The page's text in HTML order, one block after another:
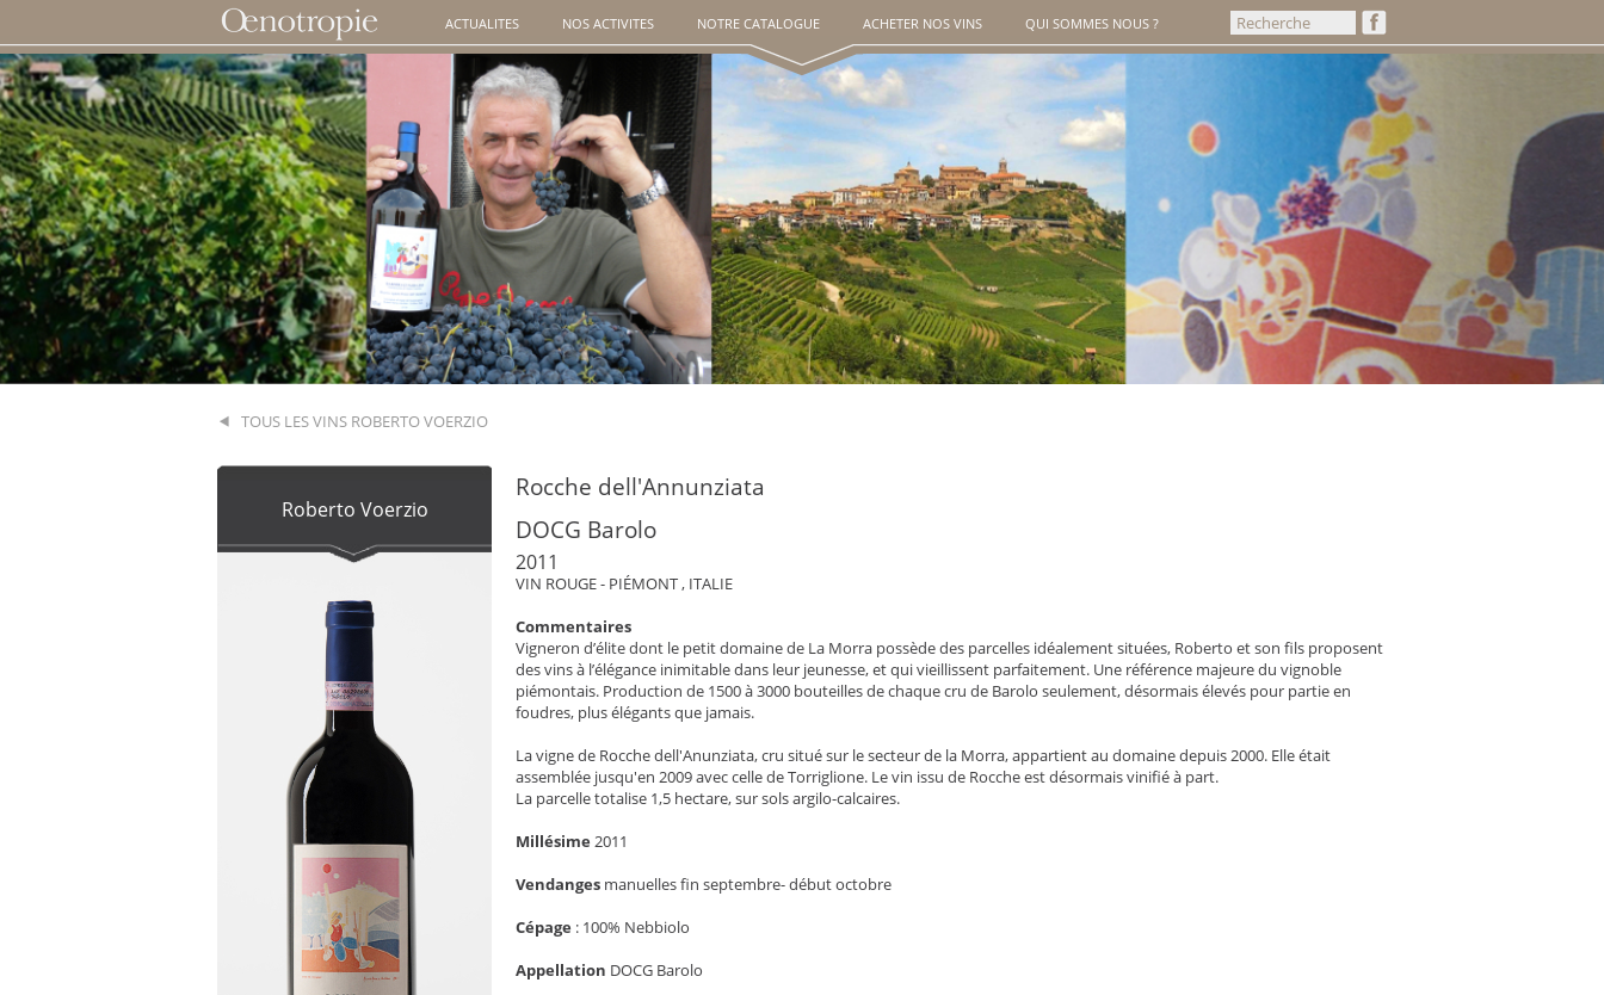
ACTUALITES NOS ACTIVITES NOTRE CATALOGUE ACHETER NOS VINS QUI SOMMES NOUS ?
TOUS LES VINS ROBERTO VOERZIO
Roberto Voerzio
Rocche dell'Annunziata
DOCG Barolo
2011
VIN ROUGE - PIÉMONT , ITALIE
Commentaires
Vigneron d’élite dont le petit domaine de La Morra possède des parcelles idéalement situées, Roberto et son fils proposent
des vins à l’élégance inimitable dans leur jeunesse, et qui vieillissent parfaitement. Une référence majeure du vignoble
piémontais. Production de 1500 à 3000 bouteilles de chaque cru de Barolo seulement, désormais élevés pour partie en
foudres, plus élégants que jamais.
La vigne de Rocche dell'Anunziata, cru situé sur le secteur de la Morra, appartient au domaine depuis 2000. Elle était
assemblée jusqu'en 2009 avec celle de Torriglione. Le vin issu de Rocche est désormais vinifié à part.
La parcelle totalise 1,5 hectare, sur sols argilo-calcaires.
Millésime 2011
Vendanges manuelles fin septembre- début octobre
Cépage : 100% Nebbiolo
Appellation DOCG Barolo